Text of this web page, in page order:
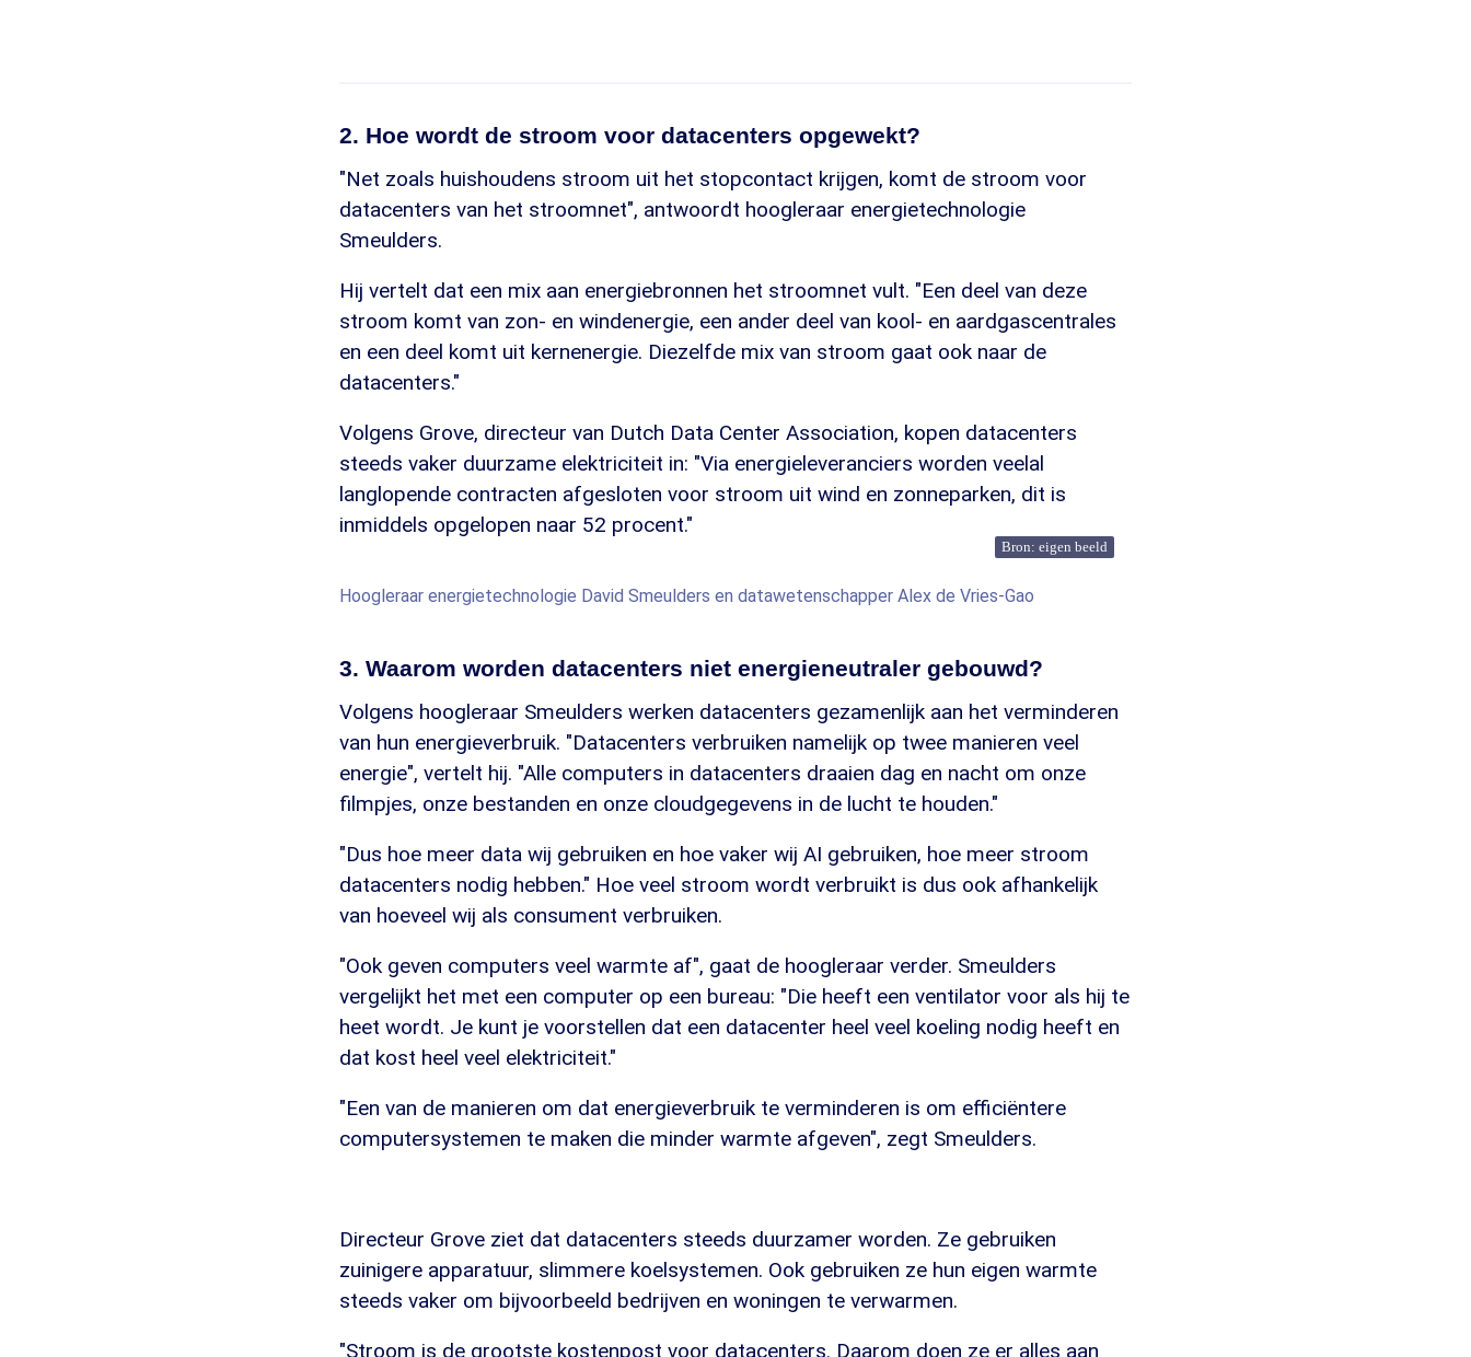
2. Hoe wordt de stroom voor datacenters opgewekt?
"Net zoals huishoudens stroom uit het stopcontact krijgen, komt de stroom voor
datacenters van het stroomnet", antwoordt hoogleraar energietechnologie
Smeulders.
Hij vertelt dat een mix aan energiebronnen het stroomnet vult. "Een deel van deze
stroom komt van zon- en windenergie, een ander deel van kool- en aardgascentrales
en een deel komt uit kernenergie. Diezelfde mix van stroom gaat ook naar de
datacenters."
Volgens Grove, directeur van Dutch Data Center Association, kopen datacenters
steeds vaker duurzame elektriciteit in: "Via energieleveranciers worden veelal
langlopende contracten afgesloten voor stroom uit wind en zonneparken, dit is
inmiddels opgelopen naar 52 procent."
Bron: eigen beeld
Hoogleraar energietechnologie David Smeulders en datawetenschapper Alex de Vries-Gao
3. Waarom worden datacenters niet energieneutraler gebouwd?
Volgens hoogleraar Smeulders werken datacenters gezamenlijk aan het verminderen
van hun energieverbruik. "Datacenters verbruiken namelijk op twee manieren veel
energie", vertelt hij. "Alle computers in datacenters draaien dag en nacht om onze
filmpjes, onze bestanden en onze cloudgegevens in de lucht te houden."
"Dus hoe meer data wij gebruiken en hoe vaker wij AI gebruiken, hoe meer stroom
datacenters nodig hebben." Hoe veel stroom wordt verbruikt is dus ook afhankelijk
van hoeveel wij als consument verbruiken.
"Ook geven computers veel warmte af", gaat de hoogleraar verder. Smeulders
vergelijkt het met een computer op een bureau: "Die heeft een ventilator voor als hij te
heet wordt. Je kunt je voorstellen dat een datacenter heel veel koeling nodig heeft en
dat kost heel veel elektriciteit."
"Een van de manieren om dat energieverbruik te verminderen is om efficiëntere
computersystemen te maken die minder warmte afgeven", zegt Smeulders.
Directeur Grove ziet dat datacenters steeds duurzamer worden. Ze gebruiken
zuinigere apparatuur, slimmere koelsystemen. Ook gebruiken ze hun eigen warmte
steeds vaker om bijvoorbeeld bedrijven en woningen te verwarmen.
"Stroom is de grootste kostenpost voor datacenters. Daarom doen ze er alles aan